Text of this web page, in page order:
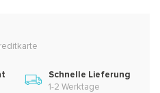
Schnelle Lieferung
1-2 Werktage